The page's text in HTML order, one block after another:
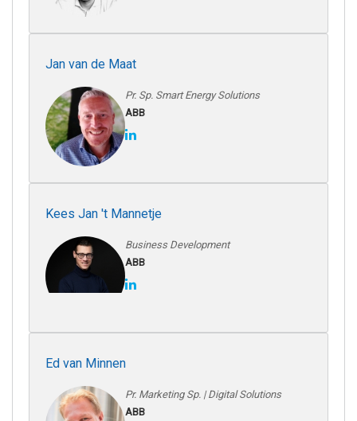
Jan van de Maat
Pr. Sp. Smart Energy Solutions
ABB
Kees Jan 't Mannetje
Business Development
ABB
Ed van Minnen
Pr. Marketing Sp. | Digital Solutions
ABB